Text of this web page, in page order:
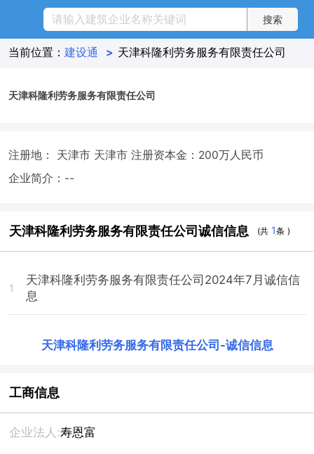
当前位置： 建设通 > 天津科隆利劳务服务有限责任公司
天津科隆利劳务服务有限责任公司
注册地： 天津市 天津市 注册资本金：200万人民币
企业简介：--
天津科隆利劳务服务有限责任公司诚信信息 (共 1条 )
1
天津科隆利劳务服务有限责任公司2024年7月诚信信
息
天津科隆利劳务服务有限责任公司 -诚信信息
工商信息
企业法人:寿恩富